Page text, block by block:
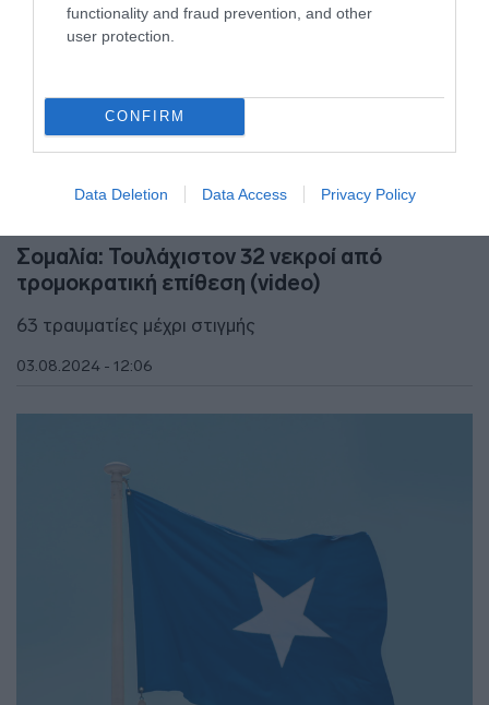
functionality and fraud prevention, and other
user protection.
CONFIRM
Data Deletion Data Access Privacy Policy
Σομαλία: Τουλάχιστον 32 νεκροί από
τρομοκρατική επίθεση (video)
63 τραυματίες μέχρι στιγμής
03.08.2024 - 12:06